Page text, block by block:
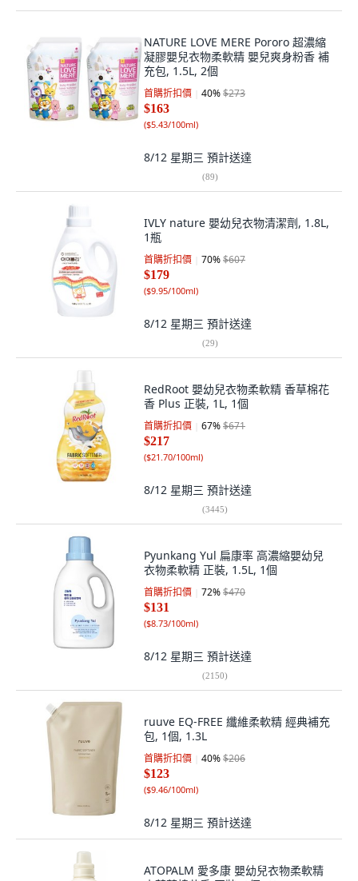
NATURE LOVE MERE Pororo 超濃縮
凝膠嬰兒衣物柔軟精 嬰兒爽身粉香 補
充包, 1.5L, 2個
首購折扣價 40%$273
$163
($5.43/100ml)
8/12 星期三 預計送達
(89)
IVLY nature 嬰幼兒衣物清潔劑, 1.8L,
1瓶
首購折扣價 70%$607
$179
($9.95/100ml)
8/12 星期三 預計送達
(29)
RedRoot 嬰幼兒衣物柔軟精 香草棉花
香 Plus 正裝, 1L, 1個
首購折扣價 67%$671
$217
($21.70/100ml)
8/12 星期三 預計送達
(3445)
Pyunkang Yul 扁康率 高濃縮嬰幼兒
衣物柔軟精 正裝, 1.5L, 1個
首購折扣價 72%$470
$131
($8.73/100ml)
8/12 星期三 預計送達
(2150)
ruuve EQ-FREE 纖維柔軟精 經典補充
包, 1個, 1.3L
首購折扣價 40%$206
$123
($9.46/100ml)
8/12 星期三 預計送達
ATOPALM 愛多康 嬰幼兒衣物柔軟精